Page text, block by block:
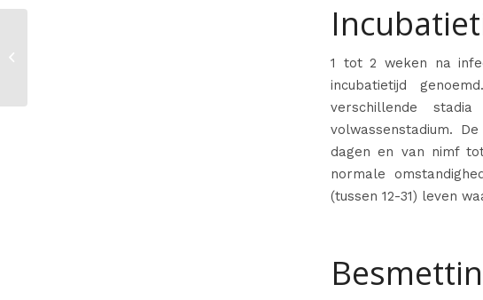
1 tot 2 weken na
incubatietijd
verschillende
volwassenstadium.
dagen en van nimf
normale
(tussen 12-31) leven